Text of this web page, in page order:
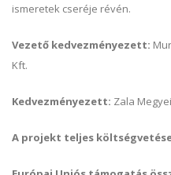
ismeretek cseréje révén.
Vezető kedvezményezett:
Kft.
Kedvezményezett: Zala
A projekt teljes